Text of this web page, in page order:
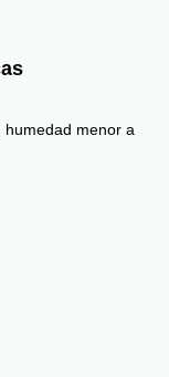
humedad menor a